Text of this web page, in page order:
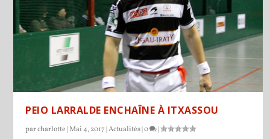
PEIO LARRALDE ENCHAÎNE À ITXASSOU
parcharlotte |Mai 4, 2017 |Actualités |0 |